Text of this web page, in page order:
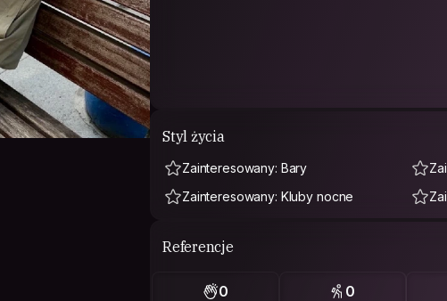
Styl życia
Zainteresowany: Bary
Zainteresowany: Kluby nocne
Referencje
0 0